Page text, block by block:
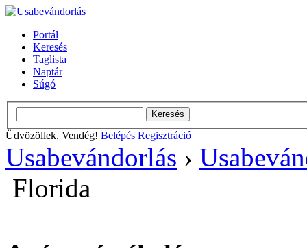
Portál
Keresés
Taglista
Naptár
Súgó
Üdvözöllek, Vendég! Belépés Regisztráció
Usabevándorlás ›
Florida